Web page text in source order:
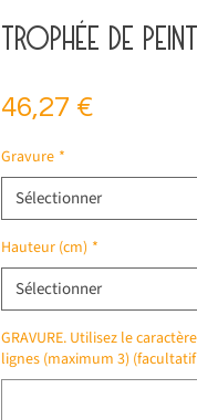
Trophée de
46,27 €
Gravure *
Sélectionner
Hauteur (cm) *
Sélectionner
GRAVURE. Utilisez le
lignes (maximum 3)